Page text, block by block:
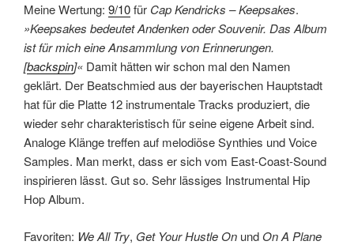
Meine Wertung: 9/10für Cap Kendricks – Keepsakes.
»Keepsakes bedeutet Andenken oder Souvenir. Das Album
ist für mich eine Ansammlung von Erinnerungen.
[backspin]« Damit hätten wir schon mal den Namen
geklärt. Der Beatschmied aus der bayerischen Hauptstadt
hat für die Platte 12 instrumentale Tracks produziert, die
wieder sehr charakteristisch für seine eigene Arbeit sind.
Analoge Klänge treffen auf melodiöse Synthies und Voice
Samples. Man merkt, dass er sich vom East-Coast-Sound
inspirieren lässt. Gut so. Sehr lässiges Instrumental Hip
Hop Album.
Favoriten: We All Try, Get Your Hustle On und On A Plane